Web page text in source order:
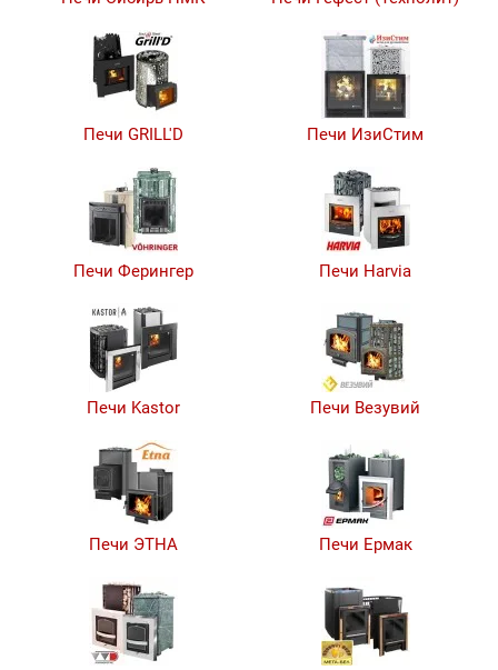
Печи GRILL'D Печи ИзиСтим
Печи Ферингер Печи Harvia
Печи Kastor Печи Везувий
Печи ЭТНА Печи Ермак